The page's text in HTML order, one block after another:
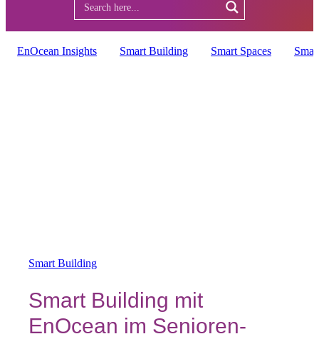
EnOcean Insights Smart Building Smart Spaces
Smart Building
Smart Building mit
EnOcean im Senioren-